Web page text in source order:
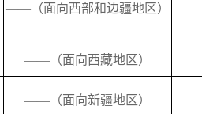
——（面向西部和边疆地区）
——（面向西藏地区）
——（面向新疆地区）